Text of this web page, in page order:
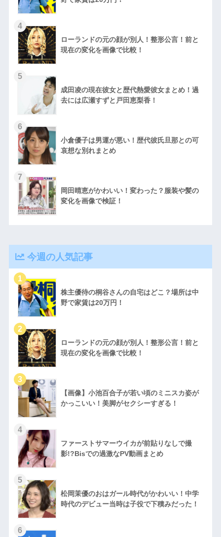
ローランドの元の顔が別人！整形公言！前と
現在の変化を画像で比較！
成田凌の現在彼女と歴代熱愛彼女まとめ！過
去には広瀬すずと戸田恵梨香！
小倉優子は男運が悪い！歴代彼氏旦那との可
哀想な別れまとめ
岡田晴恵がかわいい！変わった？服装や髪の
変化を画像で検証！
今週の人気記事
株主優待の桐谷さんの自宅はどこ？場所は中
野で家賃は20万円！
ローランドの元の顔が別人！整形公言！前と
現在の変化を画像で比較！
【画像】小池百合子が若い頃のミニスカ姿が
かっこいい！美脚がセクシーすぎる！
ファーストサマーウイカが前貼りなしで撮
影!?Bisでの過激なPV動画まとめ
松岡茉優のおはガール時代がかわいい！中学
時代のデビュー当時は子役で下積みだった！